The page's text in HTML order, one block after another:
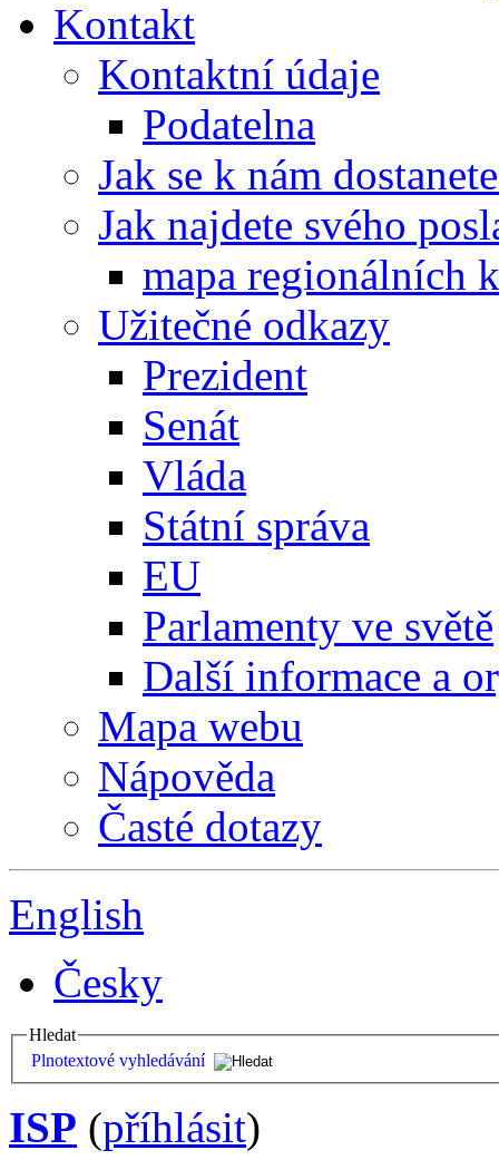
Kontakt
Kontaktní údaje
Podatelna
Jak se k nám
Jak najdete svého
mapa regionálních
Užitečné odkazy
Prezident
Senát
Vláda
Státní správa
EU
Parlamenty ve světě
Další informace a
Mapa webu
Nápověda
Časté dotazy
English
Česky
Hledat
Plnotextové vyhledávání
ISP (příhlásit)